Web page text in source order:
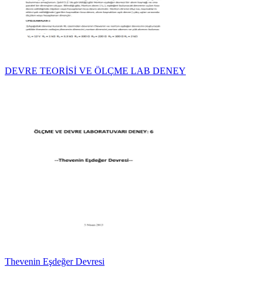
DEVRE TEORİSİ VE ÖLÇME LAB DENEY
Thevenin Eşdeğer Devresi